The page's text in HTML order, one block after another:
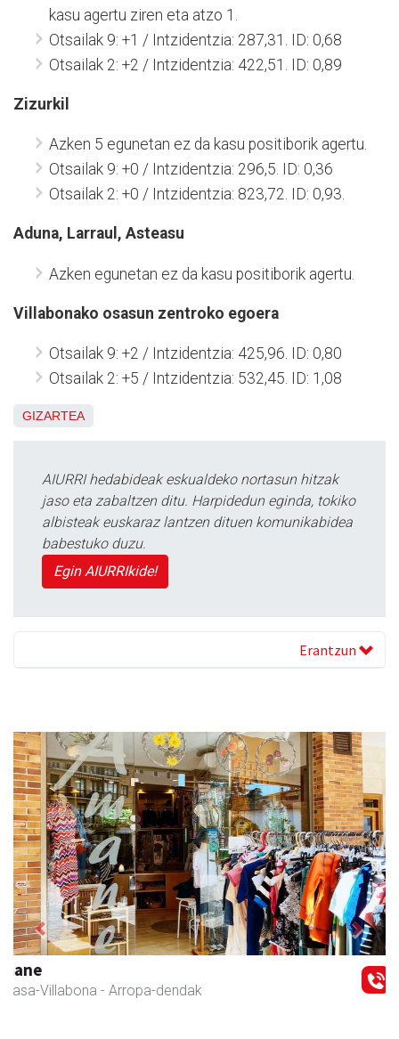
kasu agertu ziren eta atzo 1.
Otsailak 9: +1 / Intzidentzia: 287,31. ID: 0,68
Otsailak 2: +2 / Intzidentzia: 422,51. ID: 0,89
Zizurkil
Azken 5 egunetan ez da kasu positiborik agertu.
Otsailak 9: +0 / Intzidentzia: 296,5. ID: 0,36
Otsailak 2: +0 / Intzidentzia: 823,72. ID: 0,93.
Aduna, Larraul, Asteasu
Azken egunetan ez da kasu positiborik agertu.
Villabonako osasun zentroko egoera
Otsailak 9: +2 / Intzidentzia: 425,96. ID: 0,80
Otsailak 2: +5 / Intzidentzia: 532,45. ID: 1,08
GIZARTEA
AIURRI hedabideak eskualdeko nortasun hitzak
jaso eta zabaltzen ditu. Harpidedun eginda, tokiko
albisteak euskaraz lantzen dituen komunikabidea
babestuko duzu.
Egin AIURRIkide!
Erantzun
Bengoetxea autoeskola
Andoain - Autoeskolak
Previous Next